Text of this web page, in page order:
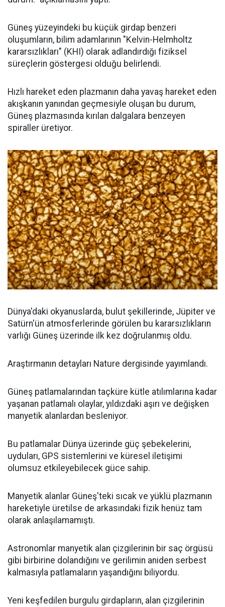
Güneş yüzeyindeki bu küçük girdap benzeri
oluşumların, bilim adamlarının "Kelvin-Helmholtz
kararsızlıkları" (KHI) olarak adlandırdığı fiziksel
süreçlerin göstergesi olduğu belirlendi.
Hızlı hareket eden plazmanın daha yavaş hareket eden
akışkanın yanından geçmesiyle oluşan bu durum,
Güneş plazmasında kırılan dalgalara benzeyen
spiraller üretiyor.
Dünya'daki okyanuslarda, bulut şekillerinde, Jüpiter ve
Satürn'ün atmosferlerinde görülen bu kararsızlıkların
varlığı Güneş üzerinde ilk kez doğrulanmış oldu.
Araştırmanın detayları Nature dergisinde yayımlandı.
Güneş patlamalarından taçküre kütle atılımlarına kadar
yaşanan patlamalı olaylar, yıldızdaki aşırı ve değişken
manyetik alanlardan besleniyor.
Bu patlamalar Dünya üzerinde güç şebekelerini,
uyduları, GPS sistemlerini ve küresel iletişimi
olumsuz etkileyebilecek güce sahip.
Manyetik alanlar Güneş'teki sıcak ve yüklü plazmanın
hareketiyle üretilse de arkasındaki fizik henüz tam
olarak anlaşılamamıştı.
Astronomlar manyetik alan çizgilerinin bir saç örgüsü
gibi birbirine dolandığını ve gerilimin aniden serbest
kalmasıyla patlamaların yaşandığını biliyordu.
Yeni keşfedilen burgulu girdapların, alan çizgilerinin